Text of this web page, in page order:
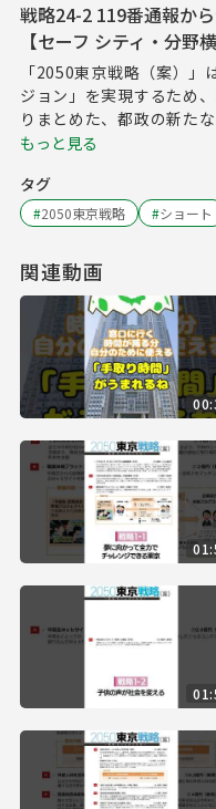
戦略24-2 119番通報か
【セーフ シティ・分野
「2050東京戦略（案）
ジョン」を実現するため
りまとめた、都政の新た
もっと見る
タグ
#2050東京戦略 #ショート
関連動画